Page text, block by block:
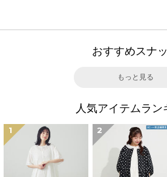
おすすめスナ
もっと見る
人気アイテムラン
1 2